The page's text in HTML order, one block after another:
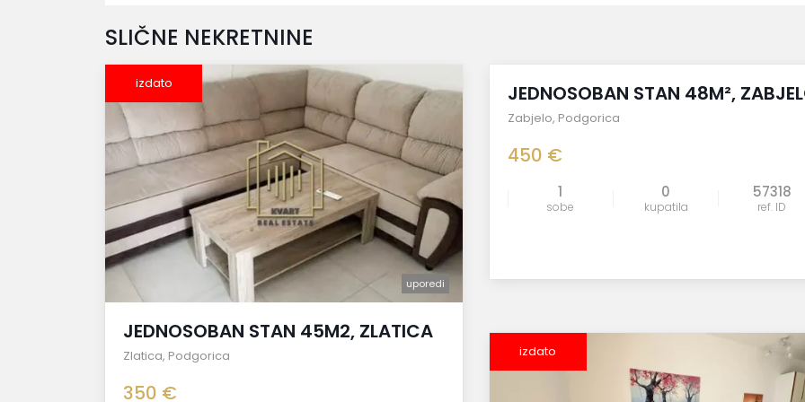
SLIČNE NEKRETNINE
izdato
uporedi
JEDNOSOBAN STAN 45M2, ZLATICA
Zlatica, Podgorica
350 €
izdato
uporedi
JEDNOSOBAN STAN 48M²,
Zabjelo, Podgorica
450 €
1
sobe
0
kupatila
57318
ref. ID
izdato